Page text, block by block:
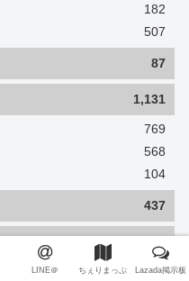
182
507
87
1,131
769
568
104
437
724
LINE＠ ちぇりまっぷ Lazada掲示板